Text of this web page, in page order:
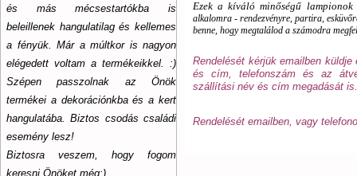
és más mécsestartókba is
beleillenek hangulatilag és kellemes
a fényük. Már a múltkor is nagyon
elégedett voltam a termékeikkel. :)
Szépen passzolnak az Önök
termékei a dekorációnkba és a kert
hangulatába. Biztos csodás családi
esemény lesz!
Biztosra veszem, hogy fogom
keresni Önöket még:)
Ezek a kíváló minőségű lampionok
alkalomra - rendezvényre, partira,
benne, hogy megtalálod a számodra
Rendelését kérjük emailben
és cím, telefonszám és az
szállítási név és cím megadását is.
Rendelését emailben, vagy